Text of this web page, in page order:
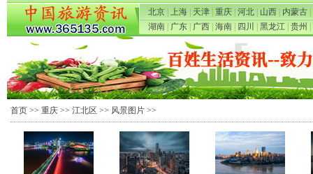
北京 上海 天津 重庆 河北 山西 内蒙古
湖南
广东 广西 海南 四川 黑龙江 贵州
首页 >> 重庆 >> 江北区 >> 风景图片 >>